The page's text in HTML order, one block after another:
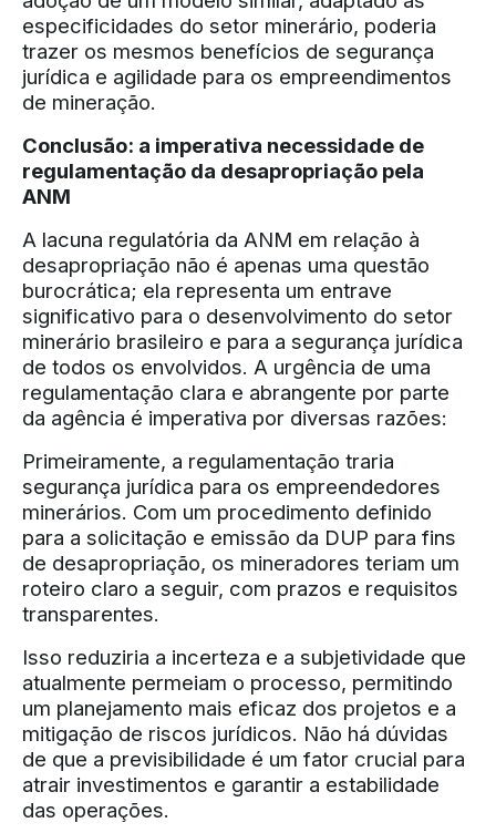
especificidades do setor minerário, poderia
trazer os mesmos benefícios de segurança
jurídica e agilidade para os empreendimentos
de mineração.
Conclusão: a imperativa necessidade de
regulamentação da desapropriação pela
ANM
A lacuna regulatória da ANM em relação à
desapropriação não é apenas uma questão
burocrática; ela representa um entrave
significativo para o desenvolvimento do setor
minerário brasileiro e para a segurança jurídica
de todos os envolvidos. A urgência de uma
regulamentação clara e abrangente por parte
da agência é imperativa por diversas razões:
Primeiramente, a regulamentação traria
segurança jurídica para os empreendedores
minerários. Com um procedimento definido
para a solicitação e emissão da DUP para fins
de desapropriação, os mineradores teriam um
roteiro claro a seguir, com prazos e requisitos
transparentes.
Isso reduziria a incerteza e a subjetividade que
atualmente permeiam o processo, permitindo
um planejamento mais eficaz dos projetos e a
mitigação de riscos jurídicos. Não há dúvidas
de que a previsibilidade é um fator crucial para
atrair investimentos e garantir a estabilidade
das operações.